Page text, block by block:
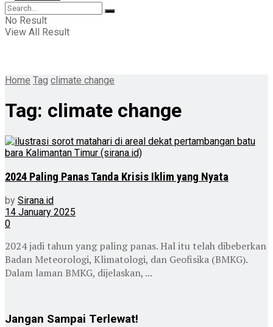
No Result
View All Result
Home Tag climate change
Tag: climate change
2024 Paling Panas Tanda Krisis Iklim yang Nyata
by Sirana.id
14 January 2025
0
2024 jadi tahun yang paling panas. Hal itu telah dibeberkan
Badan Meteorologi, Klimatologi, dan Geofisika (BMKG).
Dalam laman BMKG, dijelaskan, ...
Jangan Sampai Terlewat!